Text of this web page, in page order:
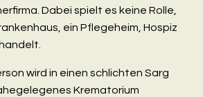
Dabei spielt es keine Rolle,
ein Pflegeheim, Hospiz
wird in einen schlichten Sarg
Krematorium